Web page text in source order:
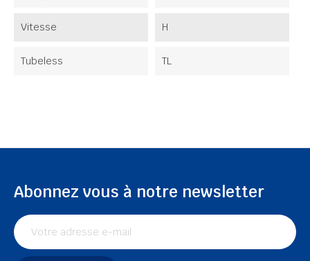
Vitesse H
Tubeless TL
Abonnez vous à notre newsletter